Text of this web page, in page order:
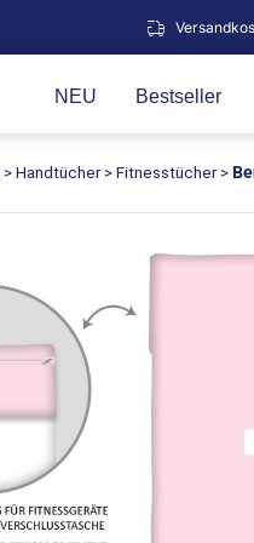
NEU Bestseller
>Handtücher>Fitnesstücher>